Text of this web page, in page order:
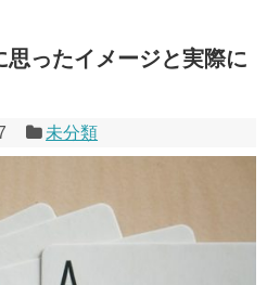
ったイメージと実際に
未分類